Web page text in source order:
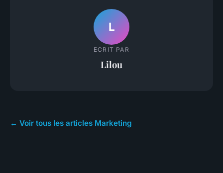
L
ECRIT PAR
Lilou
← Voir tous les articles Marketing